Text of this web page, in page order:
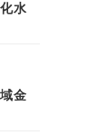
水
金